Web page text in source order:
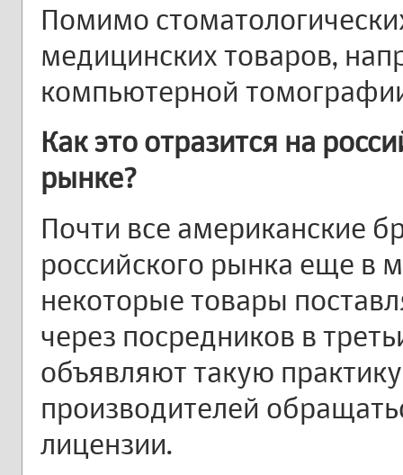
Помимо
медицинских товаров,
компьютерной
Как это отразится на
рынке?
Почти все американские
российского рынка еще в
некоторые товары
через посредников в
объявляют такую
производителей
лицензии.